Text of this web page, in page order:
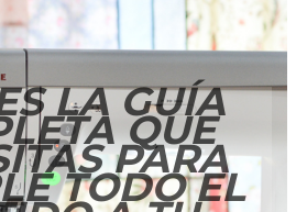
LA GUÍA
QUE
PARA
TODO EL